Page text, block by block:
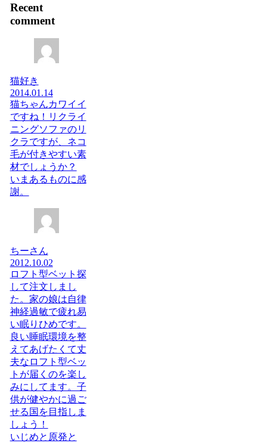
Recent
comment
猫好き
2014.01.14
猫ちゃんカワイイ
ですね！リクライ
ニングソファのリ
クラですが、ネコ
毛が付きやすい素
材でしょうか？
いまあるものに感
謝。
ちーさん
2012.10.02
ロフト型ベット探
して注文しまし
た。家の娘は自律
神経過敏で疲れ易
い眠りひめです。
良い睡眠環境を整
えてあげたくて丈
夫なロフト型ベッ
トが届くのを楽し
みにしてます。子
供が健やかに過ご
せる国を目指しま
しょう！
いじめと原発と